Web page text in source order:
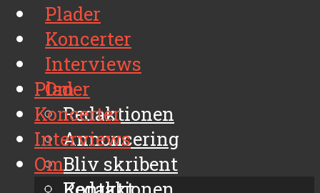
Plader
Koncerter
Interviews
Om
Redaktionen
Annoncering
Bliv skribent
Plader
Koncerter
Interviews
Om